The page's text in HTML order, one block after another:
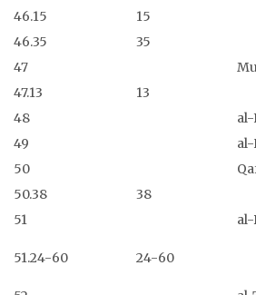
46.15
15
46.35
35
47
47.13
13
48
al-
49
50
50.38
38
51
51.24-60 24-60